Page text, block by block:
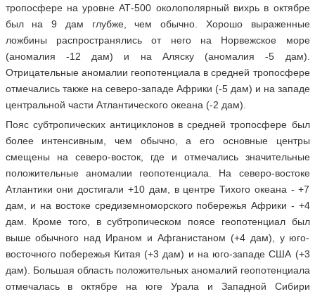
тропосфере на уровне АТ-500 околополярный вихрь в октябре
был на 9 дам глубже, чем обычно. Хорошо выраженные
ложбины распространялись от него на Норвежское море
(аномалия -12 дам) и на Аляску (аномалия -5 дам).
Отрицательные аномалии геопотенциала в средней тропосфере
отмечались также на северо-западе Африки (-5 дам) и на западе
центральной части Атлантического океана (-2 дам).
Пояс субтропических антициклонов в средней тропосфере был
более интенсивным, чем обычно, а его основные центры
смещены на северо-восток, где и отмечались значительные
положительные аномалии геопотенциала. На северо-востоке
Атлантики они достигали +10 дам, в центре Тихого океана - +7
дам, и на востоке средиземноморского побережья Африки - +4
дам. Кроме того, в субтропическом поясе геопотенциал был
выше обычного над Ираном и Афганистаном (+4 дам), у юго-
восточного побережья Китая (+3 дам) и на юго-западе США (+3
дам). Большая область положительных аномалий геопотенциала
отмечалась в октябре на юге Урала и Западной Сибири